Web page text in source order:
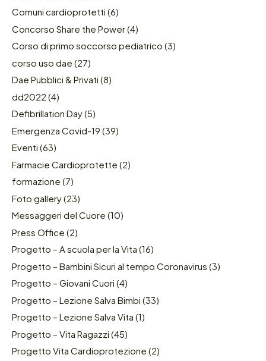
Comuni cardioprotetti (6)
Concorso Share the Power(4)
Corso di primo soccorso pediatrico (3)
corso uso dae (27)
Dae Pubblici & Privati (8)
dd2022 (4)
Defibrillation Day(5)
Emergenza Covid-19 (39)
Eventi (63)
Farmacie Cardioprotette (2)
formazione (7)
Foto gallery(23)
Messaggeri del Cuore (10)
Press Office (2)
Progetto – A scuola per la Vita (16)
Progetto – Bambini Sicuri al tempo Coronavirus (3)
Progetto – Giovani Cuori (4)
Progetto – Lezione Salva Bimbi (33)
Progetto – Lezione Salva Vita (1)
Progetto – Vita Ragazzi (45)
Progetto Vita Cardioprotezione (2)